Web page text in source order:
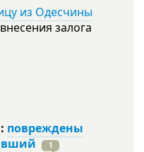
из Одесчины
залога
повреждены
1